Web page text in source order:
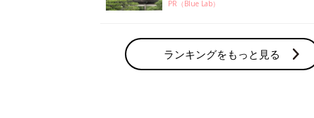
赤ちゃん・育児の人気テーマ
育児日記・マンガ